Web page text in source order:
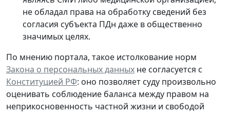
не обладал права на обработку сведений без
согласия субъекта ПДн даже в общественно
значимых целях.
По мнению портала, такое истолкование норм
Закона о персональных данных не согласуется с
Конституцией РФ: оно позволяет суду произвольно
оценивать соблюдение баланса между правом на
неприкосновенность частной жизни и свободой